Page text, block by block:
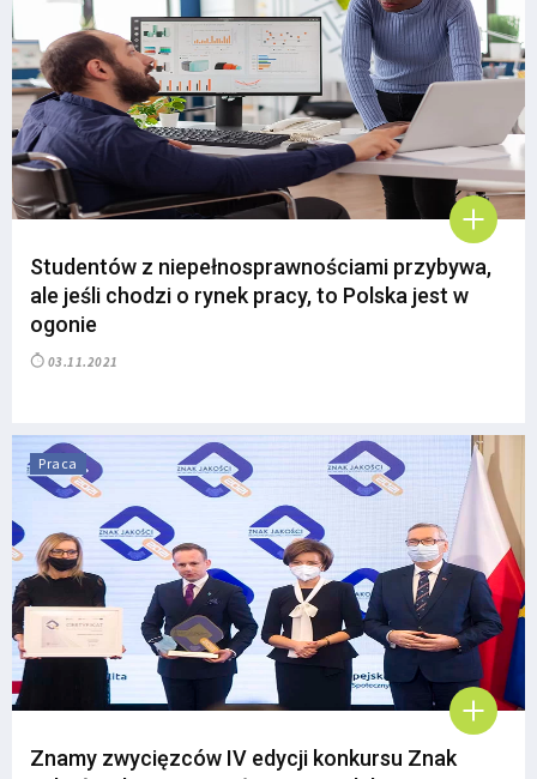
Studentów z niepełnosprawnościami przybywa,
ale jeśli chodzi o rynek pracy, to Polska jest w
ogonie
03.11.2021
Praca
Znamy zwycięzców IV edycji konkursu Znak